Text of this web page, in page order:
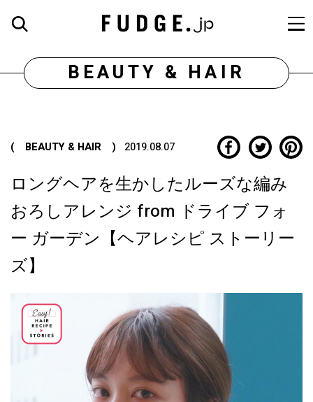
BEAUTY & HAIR
( BEAUTY & HAIR ) 2019.08.07
ロングヘアを生かしたルーズな編み
おろしアレンジ from ドライブ フォ
ー ガーデン【ヘアレシピ ストーリー
ズ】